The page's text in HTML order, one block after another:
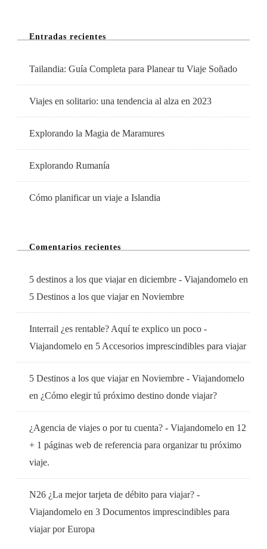
De
Entradas recientes
Tailandia: Guía Completa para Planear tu Viaje Soñado
Viajes en solitario: una tendencia al alza en 2023
Explorando la Magia de Maramures
Explorando Rumanía
Cómo planificar un viaje a Islandia
Comentarios recientes
5 destinos a los que viajar en diciembre - Viajandomelo en
5 Destinos a los que viajar en Noviembre
Interrail ¿es rentable? Aquí te explico un poco -
Viajandomelo en 5 Accesorios imprescindibles para viajar
5 Destinos a los que viajar en Noviembre - Viajandomelo
en ¿Cómo elegir tú próximo destino donde viajar?
¿Agencia de viajes o por tu cuenta? - Viajandomelo en 12
+ 1 páginas web de referencia para organizar tu próximo
viaje.
N26 ¿La mejor tarjeta de débito para viajar? -
Viajandomelo en 3 Documentos imprescindibles para
viajar por Europa